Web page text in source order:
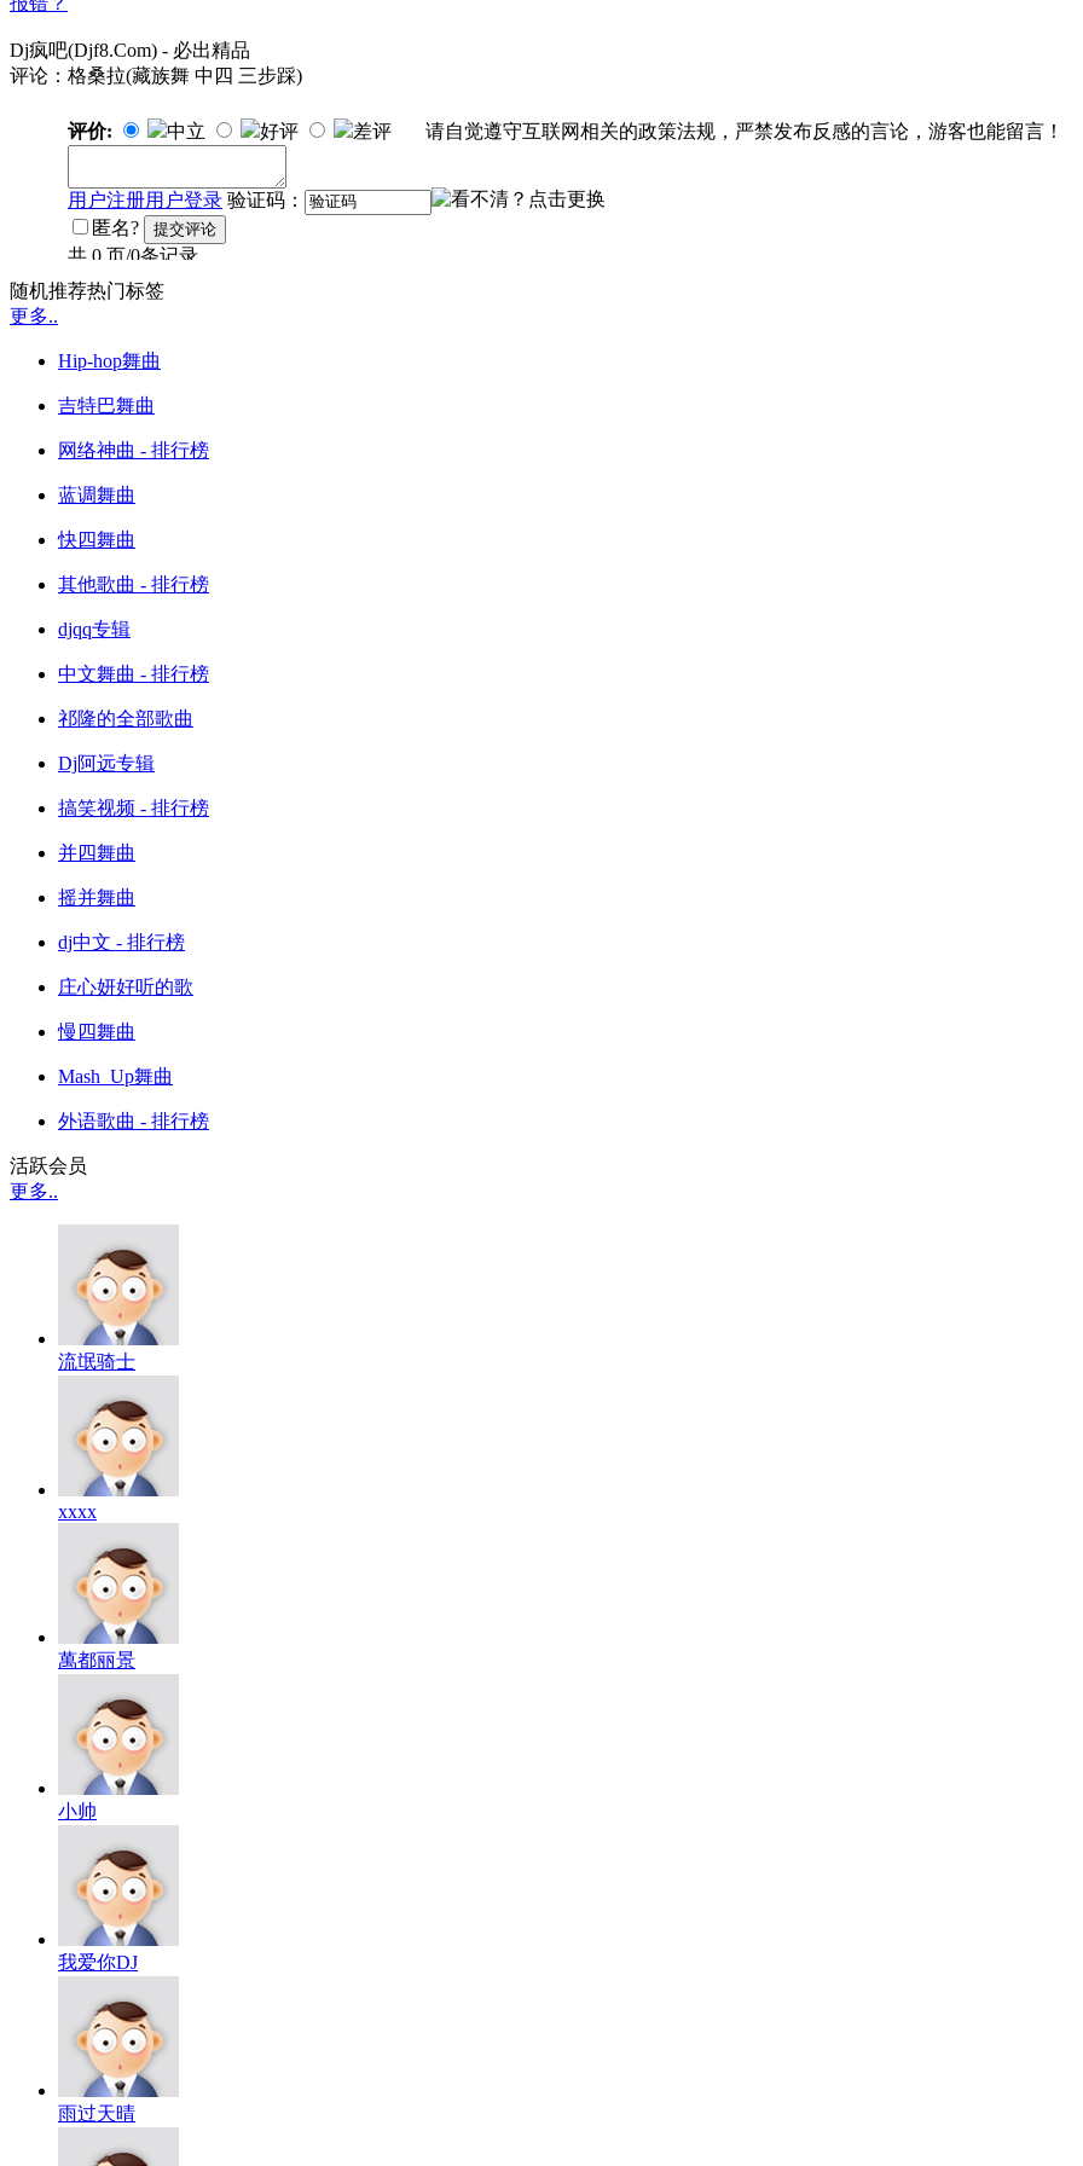
Dj疯吧(Djf8.Com) - 必出精品
评论：格桑拉(藏族舞 中四 三步踩)
随机推荐热门标签
更多..
Hip-hop舞曲
吉特巴舞曲
网络神曲 - 排行榜
蓝调舞曲
快四舞曲
其他歌曲 - 排行榜
djqq专辑
中文舞曲 - 排行榜
祁隆的全部歌曲
Dj阿远专辑
搞笑视频 - 排行榜
并四舞曲
摇并舞曲
dj中文 - 排行榜
庄心妍好听的歌
慢四舞曲
Mash_Up舞曲
外语歌曲 - 排行榜
活跃会员
更多..
流氓骑士
xxxx
萬都丽景
小帅
我爱你DJ
雨过天晴